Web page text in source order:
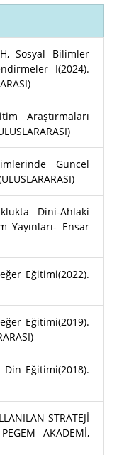
Sosyal Bilimler
I(2024).
Araştırmaları
Güncel
Dini-Ahlaki
Yayınları- Ensar
Eğitimi(2022).
Eğitimi(2019).
Din Eğitimi(2018).
STRATEJİ
AKADEMİ,